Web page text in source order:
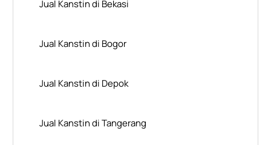
Jual Kanstin di Bekasi
Jual Kanstin di Bogor
Jual Kanstin di Depok
Jual Kanstin di Tangerang